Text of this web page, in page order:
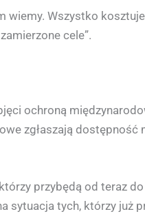
wiemy. Wszystko
cele”.
ochroną
zgłaszają
przybędą od teraz
sytuacja tych, którzy już